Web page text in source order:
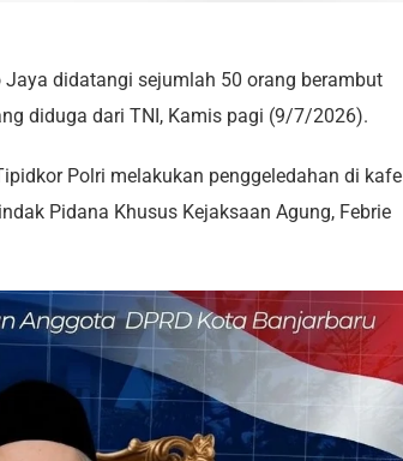
Jaya didatangi sejumlah 50 orang berambut
diduga dari TNI, Kamis pagi (9/7/2026).
Polri melakukan penggeledahan di kafe
Pidana Khusus Kejaksaan Agung, Febrie